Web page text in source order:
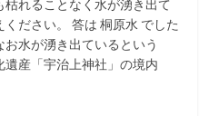
れることなく水が湧き出て
ださい。 答は 桐原水 でした
お水が湧き出ているという
遺産「宇治上神社」の境内